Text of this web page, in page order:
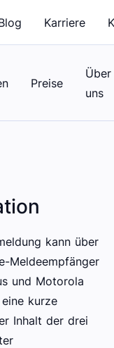
Karriere
Preise
Über
uns
kann über
Meldeempfänger
und Motorola
kurze
Inhalt der drei